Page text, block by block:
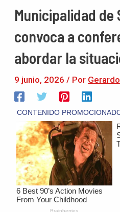
Municipalidad de
convoca a
abordar la
9 junio, 2026 / Por